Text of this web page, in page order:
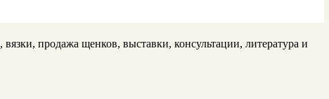
продажа щенков, выставки, консультации, литература и